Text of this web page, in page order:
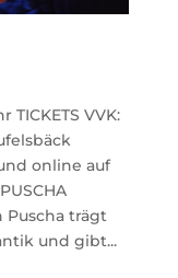
TICKETS VVK:
online auf
Puscha trägt
und gibt...